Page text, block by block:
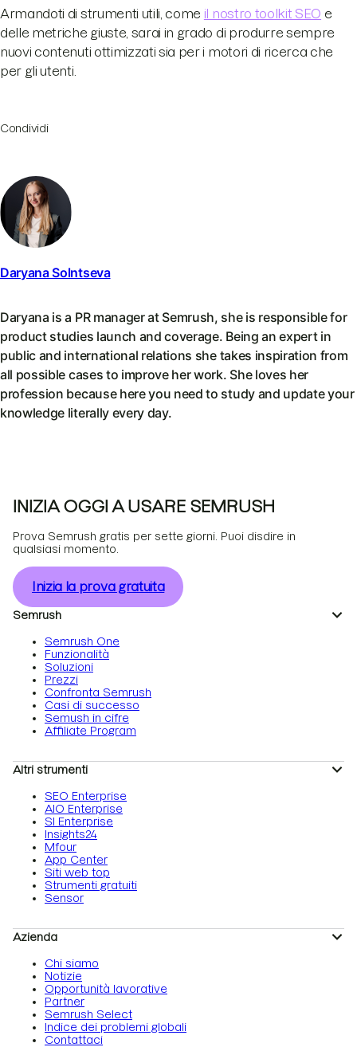
Armandoti di strumenti utili, come il nostro toolkit SEO e
delle metriche giuste, sarai in grado di produrre sempre
nuovi contenuti ottimizzati sia per i motori di ricerca che
per gli utenti.
Condividi
Daryana Solntseva
Daryana is a PR manager at Semrush, she is responsible for
product studies launch and coverage. Being an expert in
public and international relations she takes inspiration from
all possible cases to improve her work. She loves her
profession because here you need to study and update your
knowledge literally every day.
INIZIA OGGI A USARE SEMRUSH
Prova Semrush gratis per sette giorni. Puoi disdire in
qualsiasi momento.
Inizia la prova gratuita
Semrush
Semrush One
Funzionalità
Soluzioni
Prezzi
Confronta Semrush
Casi di successo
Semush in cifre
Affiliate Program
Altri strumenti
SEO Enterprise
AIO Enterprise
SI Enterprise
Insights24
Mfour
App Center
Siti web top
Strumenti gratuiti
Sensor
Azienda
Chi siamo
Notizie
Opportunità lavorative
Partner
Semrush Select
Indice dei problemi globali
Contattaci